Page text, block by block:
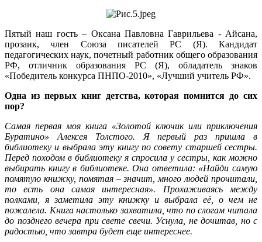
Пятый наш гость – Оксана Павловна Гаврильева - Айсана,
прозаик, член Союза писателей РС (Я). Кандидат
педагогических наук, почетный работник общего образования
РФ, отличник образования РС (Я), обладатель знаков
«Победитель конкурса ПНПО-2010», «Лучший учитель РФ».
Одна из первых книг детства, которая помнится до сих
пор?
Самая первая моя книга «Золотой ключик или приключения
Буратино» Алексея Толстого. Я первый раз пришла в
библиотеку и выбрала эту книгу по совету старшей сестры.
Перед походом в библиотеку я спросила у сестры, как можно
выбирать книгу в библиотеке. Она ответила: «Найди самую
помятую книжку, помятая – значит, много людей прочитали,
то есть она самая интересная». Прохаживаясь между
полками, я заметила эту книжку и выбрала её, о чем не
пожалела. Книга настолько захватила, что по слогам читала
до позднего вечера при свете свечи. Уснула, не дочитав, но с
радостью, что завтра будет еще интереснее.